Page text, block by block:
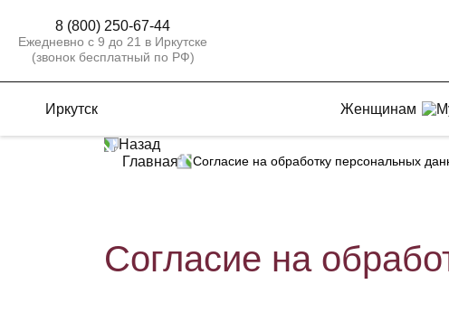
8 (800) 250-67-44
Ежедневно с 9 до 21 в Иркутске
(звонок бесплатный по РФ)
Иркутск Женщинам
Назад
Главная
Согласие на обработку персональных
Согласие на